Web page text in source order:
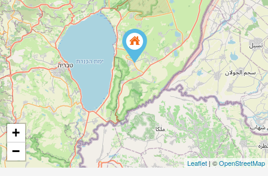
+
−
Leaflet | ©OpenStreetMap